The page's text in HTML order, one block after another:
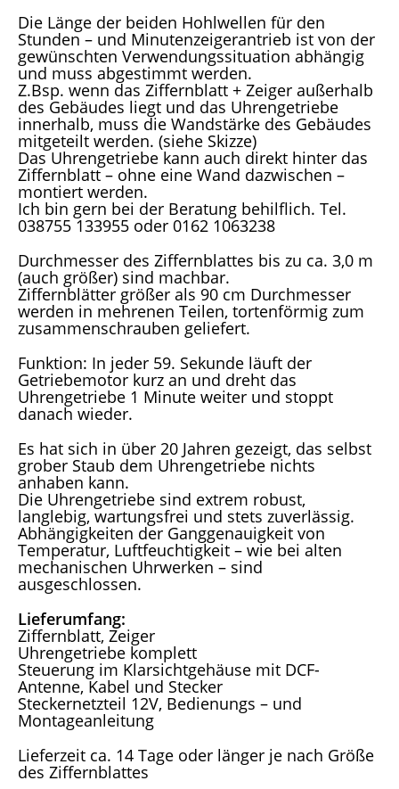
Die Länge der beiden Hohlwellen für den
Stunden – und Minutenzeigerantrieb ist von der
gewünschten Verwendungssituation abhängig
und muss abgestimmt werden.
Z.Bsp. wenn das Ziffernblatt + Zeiger außerhalb
des Gebäudes liegt und das Uhrengetriebe
innerhalb, muss die Wandstärke des Gebäudes
mitgeteilt werden. (siehe Skizze)
Das Uhrengetriebe kann auch direkt hinter das
Ziffernblatt – ohne eine Wand dazwischen –
montiert werden.
Ich bin gern bei der Beratung behilflich. Tel.
038755 133955 oder 0162 1063238
Durchmesser des Ziffernblattes bis zu ca. 3,0 m
(auch größer) sind machbar.
Ziffernblätter größer als 90 cm Durchmesser
werden in mehrenen Teilen, tortenförmig zum
zusammenschrauben geliefert.
Funktion: In jeder 59. Sekunde läuft der
Getriebemotor kurz an und dreht das
Uhrengetriebe 1 Minute weiter und stoppt
danach wieder.
Es hat sich in über 20 Jahren gezeigt, das selbst
grober Staub dem Uhrengetriebe nichts
anhaben kann.
Die Uhrengetriebe sind extrem robust,
langlebig, wartungsfrei und stets zuverlässig.
Abhängigkeiten der Ganggenauigkeit von
Temperatur, Luftfeuchtigkeit – wie bei alten
mechanischen Uhrwerken – sind
ausgeschlossen.
Lieferumfang:
Ziffernblatt, Zeiger
Uhrengetriebe komplett
Steuerung im Klarsichtgehäuse mit DCF-
Antenne, Kabel und Stecker
Steckernetzteil 12V, Bedienungs – und
Montageanleitung
Lieferzeit ca. 14 Tage oder länger je nach Größe
des Ziffernblattes